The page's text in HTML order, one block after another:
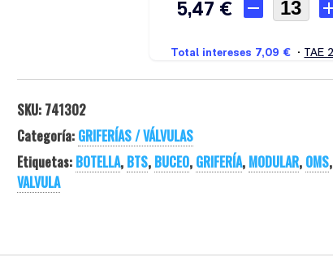
SKU: 741302
Categoría: GRIFERÍAS / VÁLVULAS
Etiquetas: BOTELLA, BTS, BUCEO, GRIFERÍA, MODULAR, OMS,
VALVULA